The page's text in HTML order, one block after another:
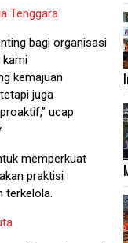
Tenggara
bagi organisasi
kami
kemajuan
juga
ucap
memperkuat
praktisi
terkelola.